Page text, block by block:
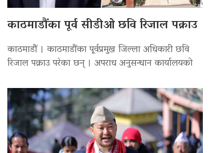
काठमाडौंका पूर्व सीडीओ छवि रिजाल पक्राउ
काठमाडौं । काठमाडौंका पूर्वप्रमुख जिल्ला अधिकारी छवि
रिजाल पक्राउ परेका छन् । अपराध अनुसन्धान कार्यालयको